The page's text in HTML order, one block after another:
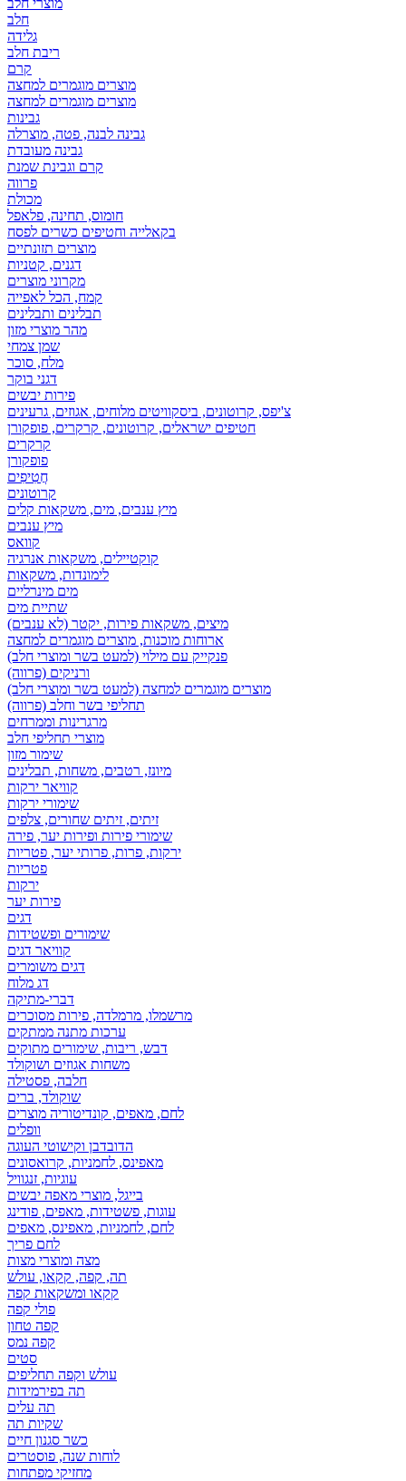
מוצרי חלב
חלב
גלידה
ריבת חלב
קרם
מוצרים מוגמרים למחצה
מוצרים מוגמרים למחצה
גבינות
גבינה לבנה, פטה, מוצרלה
גבינה מעובדת
קרם וגבינת שמנת
פרווה
מכולת
חומוס, תחינה, פלאפל
בקאלייה וחטיפים כשרים לפסח
מוצרים תזונתיים
דגנים, קטניות
מקרוני מוצרים
קמח, הכל לאפייה
תבלינים ותבלינים
מהר מוצרי מזון
שמן צמחי
מלח, סוכר
דגני בוקר
פירות יבשים
צ'יפס, קרוטונים, ביסקוויטים מלוחים, אגוזים, גרעינים
חטיפים ישראלים, קרוטונים, קרקרים, פופקורן
קרקרים
פופקורן
חֲטִיפִים
קרוטונים
מיץ ענבים, מים, משקאות קלים
מיץ ענבים
קוואס
קוקטיילים, משקאות אנרגיה
לימונדות, משקאות
מים מינרליים
שתיית מים
מיצים, משקאות פירות, יקטר (לא ענבים)
ארוחות מוכנות, מוצרים מוגמרים למחצה
פנקייק עם מילוי (למעט בשר ומוצרי חלב)
ורניקים (פרווה)
מוצרים מוגמרים למחצה (למעט בשר ומוצרי חלב)
תחליפי בשר וחלב (פרווה)
מרגרינות וממרחים
מוצרי תחליפי חלב
שימור מזון
מיונז, רטבים, משחות, תבלינים
קוויאר ירקות
שימורי ירקות
זיתים, זיתים שחורים, צלפים
שימורי פירות ופירות יער, פירה
ירקות, פרות, פרותי יער, פטריות
פטריות
ירקות
פירות יער
דגים
שימורים ופשטידות
קוויאר דגים
דגים משומרים
דג מלוח
דברי-מתיקה
מרשמלו, מרמלדה, פירות מסוכרים
ערכות מתנה ממתקים
דבש, ריבות, שימורים מתוקים
משחות אגוזים ושוקולד
חלבה, פסטילה
שוקולד, ברים
לחם, מאפים, קונדיטוריה מוצרים
וופלים
הדובדבן וקישוטי העוגה
מאפינס, לחמניות, קרואסונים
עוגיות, זנגוויל
בייגל, מוצרי מאפה יבשים
עוגות, פשטידות, מאפים, פודינג
לחם, לחמניות, מאפינס, מאפים
לחם פריך
מצה ומוצרי מצות
תה, קפה, קקאו, עולש
קקאו ומשקאות קפה
פולי קפה
קפה טחון
קפה נמס
סטים
עולש וקפה תחליפים
תה בפירמידות
תה עלים
שקיות תה
כשר סגנון חיים
לוחות שנה, פוסטרים
מחזיקי מפתחות